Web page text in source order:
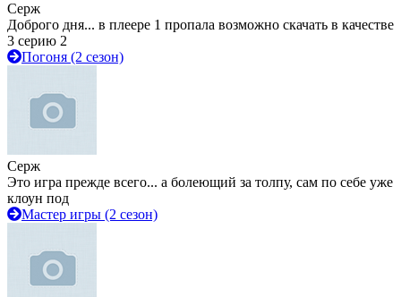
Серж
Доброго дня... в плеере 1 пропала возможно скачать в качестве
3 серию 2
Погоня (2 сезон)
Серж
Это игра прежде всего... а болеющий за толпу, сам по себе уже
клоун под
Мастер игры (2 сезон)